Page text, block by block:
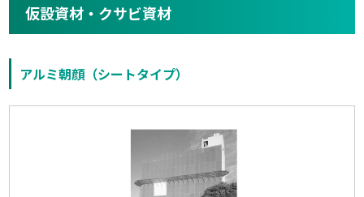
仮設資材・クサビ資材
アルミ朝顔（シートタイプ）